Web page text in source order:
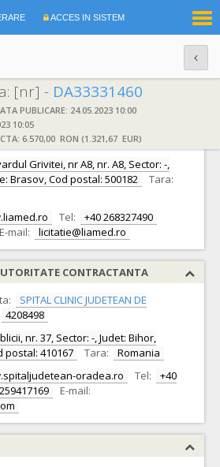
ACCES IN SISTEM
[nr] - DA33331460
PUBLICARE: 24.05.2023 10:00
10:05
6.570,00 RON (1.321,67 EUR)
CIF: 10188824
Grivitei, nr A8, nr. A8, Sector: -,
Brasov, Cod postal: 500182
Tara:
Tel:
+40 268327490
E-mail: licitatie@liamed.ro
CONTRACTANTA
SPITAL CLINIC JUDETEAN DE
4208498
nr. 37, Sector: -, Judet: Bihor,
postal: 410167
Tara:
Romania
oradea.ro Tel:
+40
E-mail: